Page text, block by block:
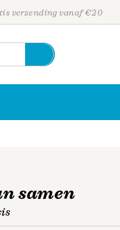
verzending vanaf €20
samen
Personen